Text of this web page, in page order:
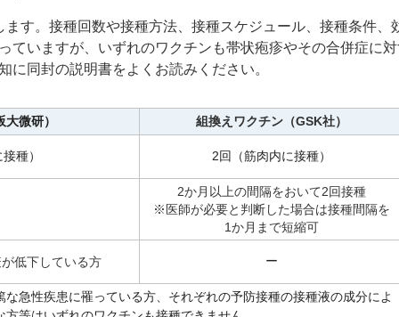
す。接種回数や接種方法、接種スケジュール、接種条件、
ていますが、いずれのワクチンも帯状疱疹やその合併症に
に同封の説明書をよくお読みください。
微研） 組換えワクチン（GSK社）
種） 2回（筋肉内に接種）
2か月以上の間隔をおいて2回接種
※医師が必要と判断した場合は接種間隔を
1か月まで短縮可
低下している方 ー
急性疾患に罹っている方、それぞれの予防接種の接種液の成分によ